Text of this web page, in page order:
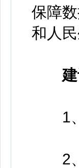
保障
和人民
1、
2、